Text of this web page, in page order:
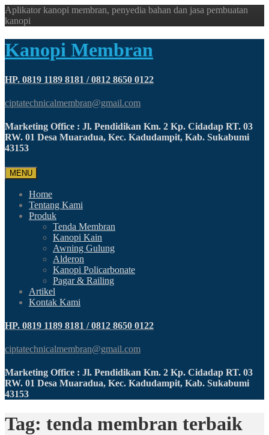
Aplikator kanopi membran, penyedia bahan dan jasa pembuatan
kanopi
Kanopi Membran
HP. 0819 1189 8181 / 0812 8650 0122
ciptatechnicalmembran@gmail.com
Marketing Office : Jl. Pendidikan Km. 2 Kp. Cidadap RT. 03
RW. 01 Desa Muaradua, Kec. Kadudampit, Kab. Sukabumi
43153
MENU
Home
Tentang Kami
Produk
Tenda Membran
Kanopi Kain
Awning Gulung
Alderon
Kanopi Policarbonate
Pagar & Railing
Artikel
Kontak Kami
HP. 0819 1189 8181 / 0812 8650 0122
ciptatechnicalmembran@gmail.com
Marketing Office : Jl. Pendidikan Km. 2 Kp. Cidadap RT. 03
RW. 01 Desa Muaradua, Kec. Kadudampit, Kab. Sukabumi
43153
Tag: tenda membran terbaik